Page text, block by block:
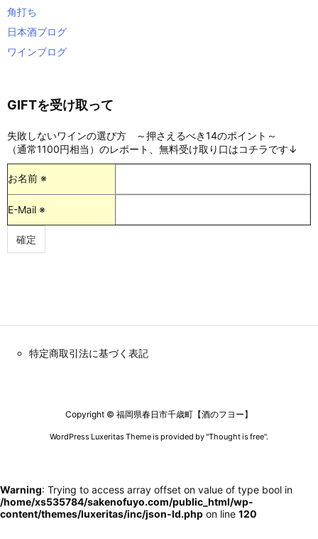
角打ち
日本酒ブログ
ワインブログ
GIFTを受け取って
失敗しないワインの選び方 ～押さえるべき14のポイント～
（通常1100円相当）のレポート、無料受け取り口はコチラです↓
お名前 ※
E-Mail ※
特定商取引法に基づく表記
Copyright © 福岡県春日市千歳町【酒のフヨー】
WordPress Luxeritas Theme is provided by "Thought is free".
Warning: Trying to access array offset on value of type bool in
/home/xs535784/sakenofuyo.com/public_html/wp-
content/themes/luxeritas/inc/json-ld.php on line 120